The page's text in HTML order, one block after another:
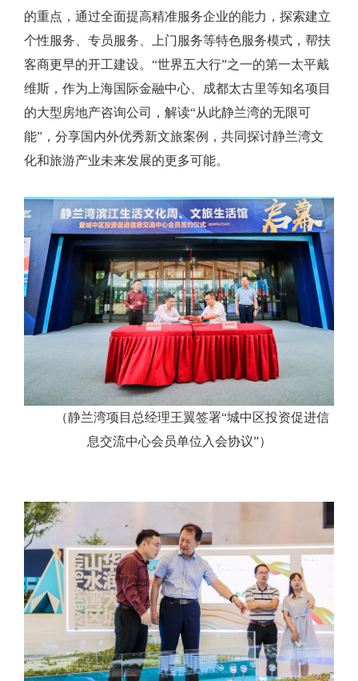
的重点，通过全面提高精准服务企业的能力，探索建立
个性服务、专员服务、上门服务等特色服务模式，帮扶
客商更早的开工建设。“世界五大行”之一的第一太平戴
维斯，作为上海国际金融中心、成都太古里等知名项目
的大型房地产咨询公司，解读“从此静兰湾的无限可
能”，分享国内外优秀新文旅案例，共同探讨静兰湾文
化和旅游产业未来发展的更多可能。
（静兰湾项目总经理王翼签署“城中区投资促进信
息交流中心会员单位入会协议”）